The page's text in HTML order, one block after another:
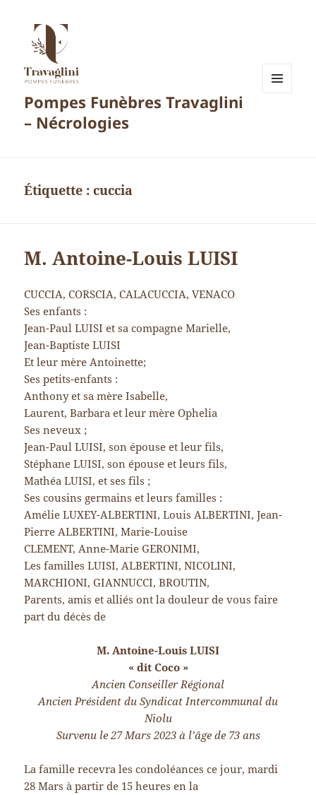
Pompes Funèbres Travaglini
– Nécrologies
Étiquette :cuccia
M. Antoine-Louis LUISI
CUCCIA, CORSCIA, CALACUCCIA, VENACO
Ses enfants :
Jean-Paul LUISI et sa compagne Marielle,
Jean-Baptiste LUISI
Et leur mère Antoinette;
Ses petits-enfants :
Anthony et sa mère Isabelle,
Laurent, Barbara et leur mère Ophelia
Ses neveux ;
Jean-Paul LUISI, son épouse et leur fils,
Stéphane LUISI, son épouse et leurs fils,
Mathéa LUISI, et ses fils ;
Ses cousins germains et leurs familles :
Amélie LUXEY-ALBERTINI, Louis ALBERTINI, Jean-
Pierre ALBERTINI, Marie-Louise
CLEMENT, Anne-Marie GERONIMI,
Les familles LUISI, ALBERTINI, NICOLINI,
MARCHIONI, GIANNUCCI, BROUTIN,
Parents, amis et alliés ont la douleur de vous faire
part du décès de
M. Antoine-Louis LUISI
« dit Coco »
Ancien Conseiller Régional
Ancien Président du Syndicat Intercommunal du
Niolu
Survenu le 27 Mars 2023 à l’âge de 73 ans
La famille recevra les condoléances ce jour, mardi
28 Mars à partir de 15 heures en la